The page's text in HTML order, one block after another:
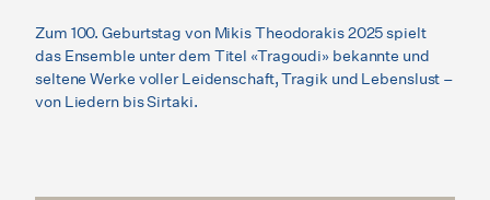
Zum 100. Geburtstag von Mikis Theodorakis 2025 spielt
das Ensemble unter dem Titel «Tragoudi» bekannte und
seltene Werke voller Leidenschaft, Tragik und Lebenslust –
von Liedern bis Sirtaki.